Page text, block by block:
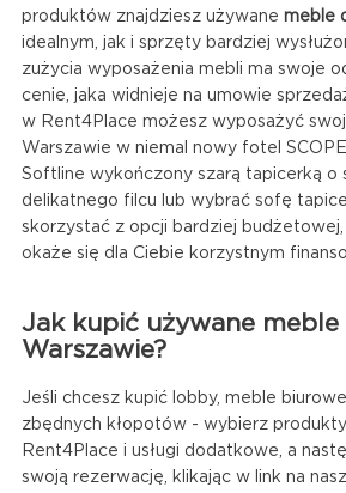
produktów znajdziesz używane meble
idealnym, jak i sprzęty bardziej
zużycia wyposażenia mebli ma swoje
cenie, jaka widnieje na umowie
w Rent4Place możesz wyposażyć
Warszawie w niemal nowy fotel
Softline wykończony szarą tapicerką o
delikatnego filcu lub wybrać sofę
skorzystać z opcji bardziej
okaże się dla Ciebie korzystnym
Jak kupić używane
Warszawie?
Jeśli chcesz kupić lobby, meble
zbędnych kłopotów - wybierz
Rent4Place i usługi dodatkowe, a
swoją rezerwację, klikając w link na